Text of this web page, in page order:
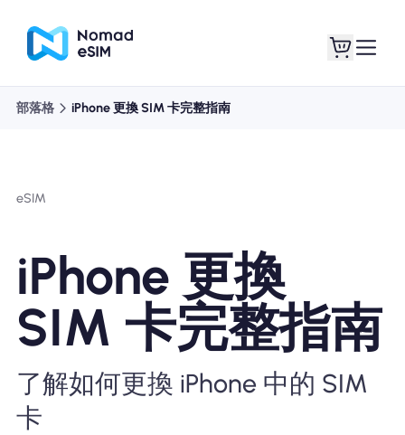
購買計劃
關於eSIM
為什麼選擇Nomad eSIM
部落格 iPhone 更換 SIM 卡完整指南
eSIM
iPhone 更換
SIM 卡完整指南
了解如何更換 iPhone 中的 SIM
卡